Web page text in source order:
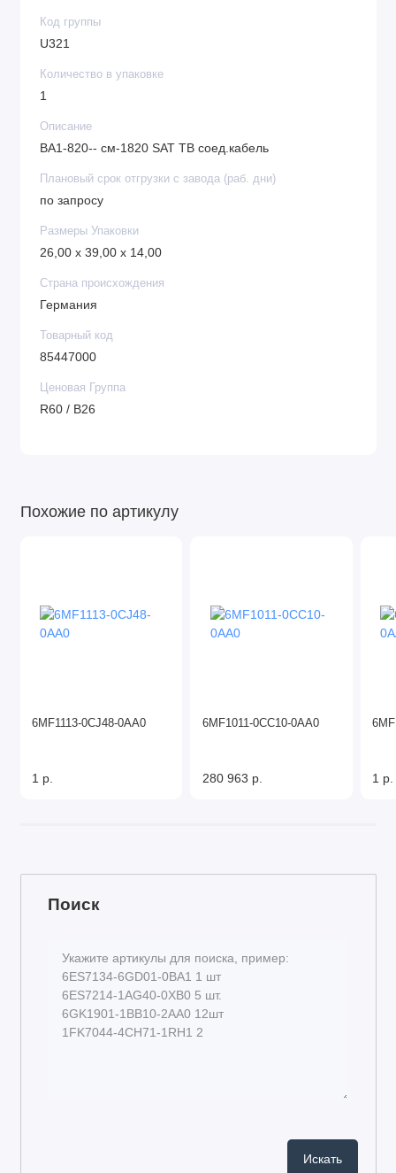
Код группы
U321
Количество в упаковке
1
Описание
BA1-820-- см-1820 SAT TB соед.кабель
Плановый срок отгрузки с завода (раб. дни)
по запросу
Размеры Упаковки
26,00 x 39,00 x 14,00
Страна происхождения
Германия
Товарный код
85447000
Ценовая Группа
R60 / B26
Похожие по артикулу
6MF1113-0CJ48-0AA0
1 р.
6MF1011-0CC10-0AA0
280 963 р. 1 р.
Поиск